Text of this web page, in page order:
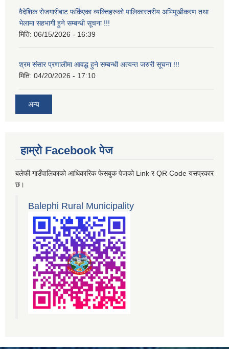
वैदेशिक रोजगारीबाट फर्किएका व्यक्तिहरुको पालिकास्तरीय अभिमूखीकरण तथा
भेलामा सहभागी हुने सम्बन्धी सूचना !!!
मिति: 06/15/2026 - 16:39
श्रम संसार प्रणालीमा आवद्ध हुने सम्बन्धी अत्यन्त जरुरी सूचना !!!
मिति: 04/20/2026 - 17:10
अन्य
हाम्रो Facebook पेज
बलेफी गाउँपालिकाको आधिकारिक फेसबुक पेजको Link र QR Code यसप्रकार
छ।
Balephi Rural Municipality